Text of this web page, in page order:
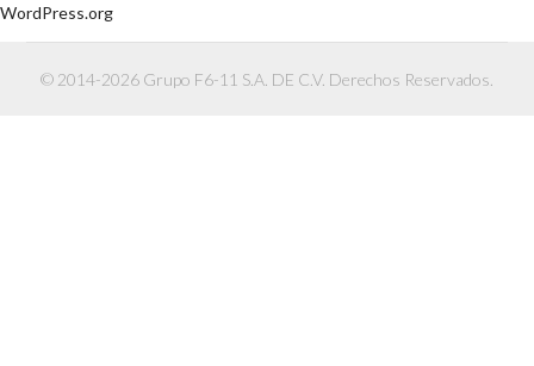
WordPress.org
© 2014-2026 Grupo F6-11 S.A. DE C.V. Derechos Reservados.